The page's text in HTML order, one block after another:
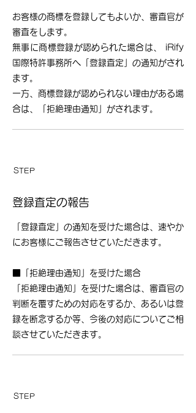
​お客様の商標を登録してもよいか、審査官が
審査をします。
無事に商標登録が認められた場合は、 iRify
国際特許事務所へ「登録査定」の通知がされ
ます。
一方、商標登録が認められない理由がある場
合は、「拒絶理由通知」がされます。
​STEP
登録査定の報告
「登録査定」の通知を受けた場合は、速やか
にお客様にご報告させていただきます。
■「拒絶理由通知」を受けた場合
「拒絶理由通知」を受けた場合は、審査官の
判断を覆すための対応をするか、あるいは登
録を断念するか等、今後の対応についてご相
談させていただきます。
​STEP